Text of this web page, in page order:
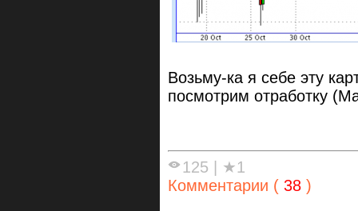
Возьму-ка я себе эту
посмотрим отработку
125 | ★1
Комментарии ( 38 )